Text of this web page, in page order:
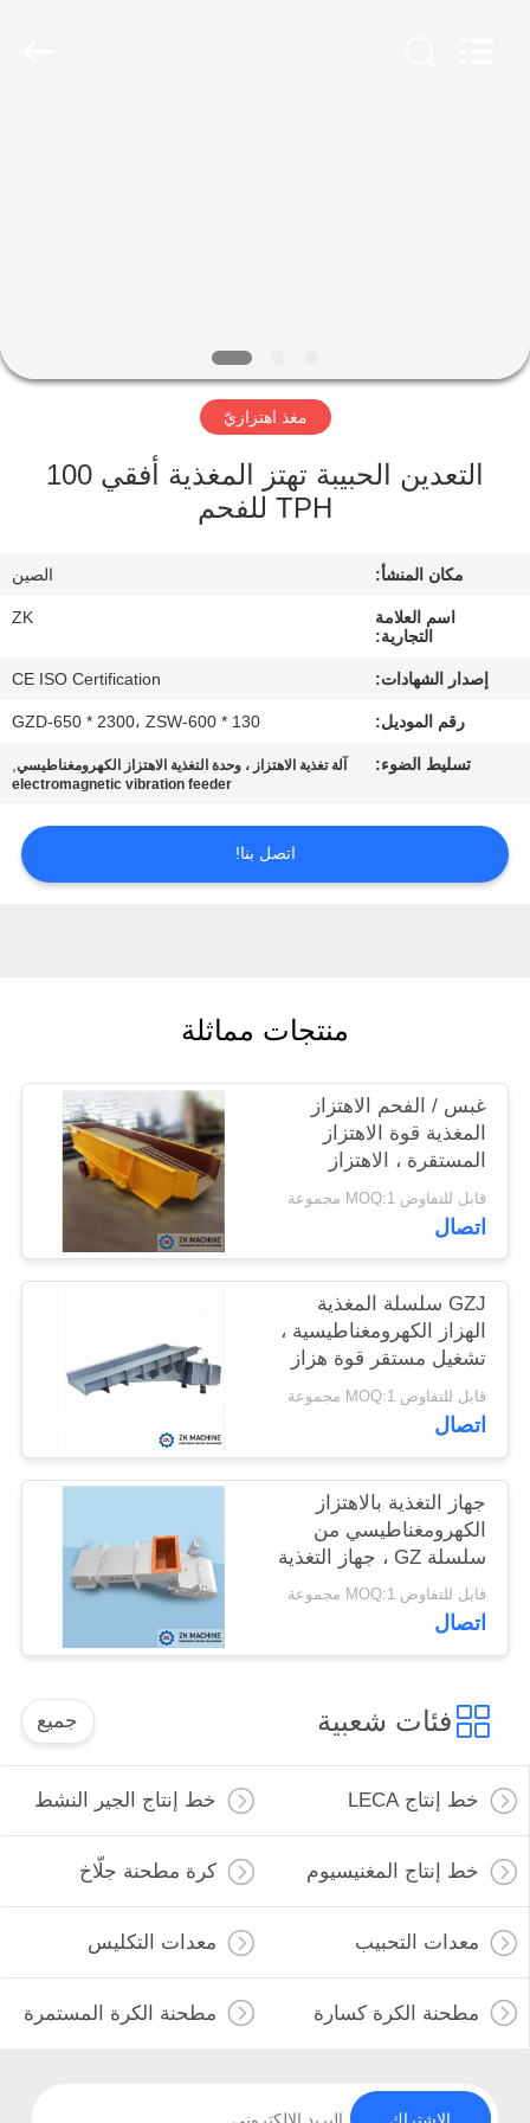
عرض
الافتراضي
جولة
المعمل
رقابة
جودة
اطلب
اقتباس
خريطة
الموقع
سياسة
الخصوصية
مغذ اهتزازيّ
التعدين الحبيبة تهتز المغذية أفقي 100
TPH للفحم
مكان المنشأ: الصين
اسم العلامة
التجارية:
ZK
إصدار الشهادات: CE ISO Certification
رقم الموديل: GZD-650 * 2300، ZSW-600 * 130
تسليط الضوء: آلة تغذية الاهتزاز ، وحدة التغذية الاهتزاز الكهرومغناطيسي,
electromagnetic vibration feeder
اتصل بنا!
منتجات مماثلة
غبس / الفحم الاهتزاز
المغذية قوة الاهتزاز
المستقرة ، الاهتزاز
الكهرومغناطيسي المغذية
القوة العالية
قابل للتفاوض MOQ:1 مجموعة
اتصال
GZJ سلسلة المغذية
الهزاز الكهرومغناطيسية ،
تشغيل مستقر قوة هزاز
قوية
قابل للتفاوض MOQ:1 مجموعة
اتصال
جهاز التغذية بالاهتزاز
الكهرومغناطيسي من
سلسلة GZ ، جهاز التغذية
بالاهتزاز المعدني
المستقر
قابل للتفاوض MOQ:1 مجموعة
اتصال
فئات شعبية جميع
خط إنتاج LECA خط إنتاج الجير النشط
خط إنتاج المغنيسيوم كرة مطحنة جلّاخ
معدات التحبيب معدات التكليس
مطحنة الكرة كسارة مطحنة الكرة المستمرة
الاشتراك